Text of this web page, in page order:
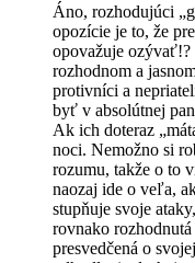
Áno, rozhodujúci
opozície je to, že
opovažuje ozývať!?
rozhodnom a
protivníci a
byť v absolútnej
Ak ich doteraz
noci. Nemožno si
rozumu, takže o to
naozaj ide o veľa,
stupňuje svoje
rovnako
presvedčená o